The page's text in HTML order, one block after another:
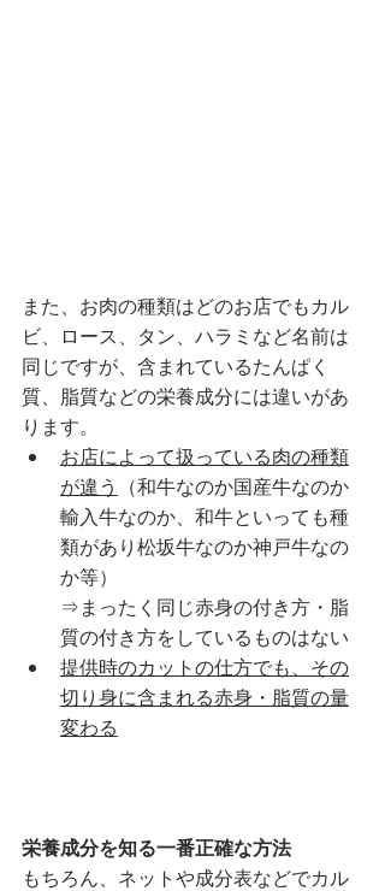
また、お肉の種類はどのお店でもカル
ビ、ロース、タン、ハラミなど名前は
同じですが、含まれているたんぱく
質、脂質などの栄養成分には違いがあ
ります。
お店によって扱っている肉の種類
が違う （和牛なのか国産牛なのか
輸入牛なのか、和牛といっても種
類があり松坂牛なのか神戸牛なの
か等）
⇒まったく同じ赤身の付き方・脂
質の付き方をしているものはない
提供時のカットの仕方でも、その
切り身に含まれる赤身・脂質の量
変わる
栄養成分を知る一番正確な方法
もちろん、ネットや成分表などでカル